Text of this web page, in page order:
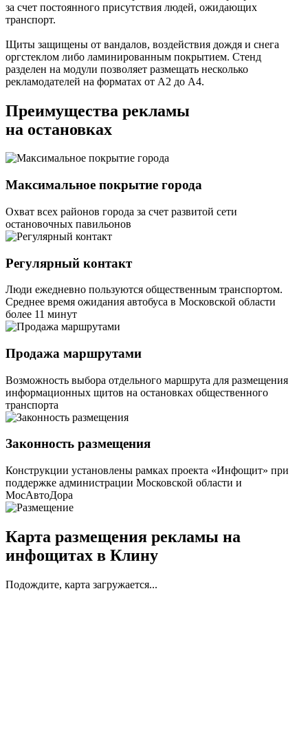
за счет постоянного присутствия людей, ожидающих
транспорт.
Щиты защищены от вандалов, воздействия дождя и снега
оргстеклом либо ламинированным покрытием. Стенд
разделен на модули позволяет размещать несколько
рекламодателей на форматах от А2 до А4.
Преимущества рекламы
на остановках
Максимальное покрытие города
Охват всех районов города за счет развитой сети
остановочных павильонов
Регулярный контакт
Люди ежедневно пользуются общественным транспортом.
Среднее время ожидания автобуса в Московской области
более 11 минут
Продажа маршрутами
Возможность выбора отдельного маршрута для размещения
информационных щитов на остановках общественного
транспорта
Законность размещения
Конструкции установлены рамках проекта «Инфощит» при
поддержке администрации Московской области и
МосАвтоДора
Карта размещения рекламы на
инфощитах в Клину
Подождите, карта загружается...